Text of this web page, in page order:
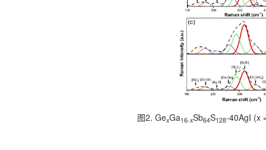
图2. GexGa16-xSb64S128-40AgI (x